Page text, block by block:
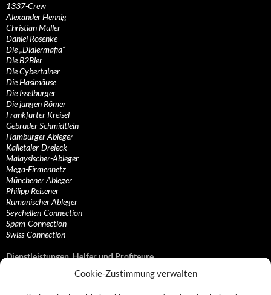
Cookie-Zustimmung verwalten
1337-Crew
Alexander Hennig
Christian Müller
Daniel Rosenke
Die „Dialermafia“
Die B2Bler
Die Cybertainer
Die Hasimäuse
Die Isselburger
Die jungen Römer
Frankfurter Kreisel
Gebrüder Schmidtlein
Hamburger Ableger
Kalletaler-Dreieck
Malaysischer-Ableger
Mega-Firmennetz
Münchener Ableger
Philipp Reisener
Rumänischer Ableger
Seychellen-Connection
Spam-Connection
Swiss-Connection
Dienstleistungen, Helfer und Profiteure
Anonymisierungsdienste, VPN- und Web-Proxy…